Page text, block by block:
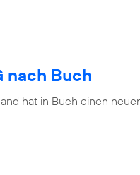
nach Buch
hat in Buch einen